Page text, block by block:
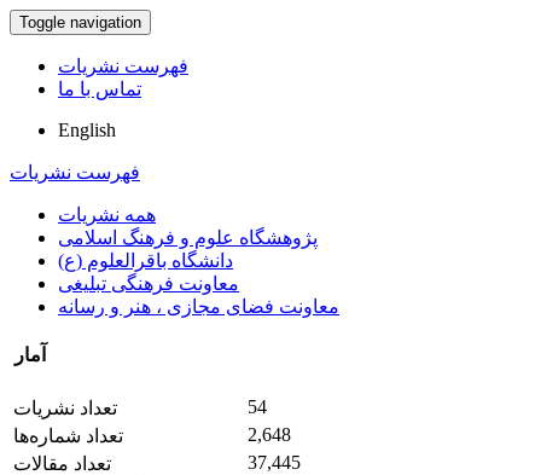
Toggle navigation
فهرست نشریات
تماس با ما
English
فهرست نشریات
همه نشریات
پژوهشگاه علوم و فرهنگ اسلامی
دانشگاه باقرالعلوم (ع)
معاونت فرهنگی تبلیغی
معاونت فضای مجازی ، هنر و رسانه
آمار
تعداد نشریات
54
تعداد شماره‌ها
2,648
تعداد مقالات
37,445